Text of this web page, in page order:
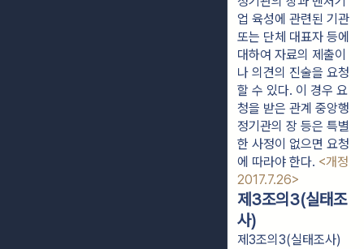
업 육성에 관련된 기관
또는 단체 대표자 등에
대하여 자료의 제출이
나 의견의 진술을 요청
할 수 있다. 이 경우 요
청을 받은 관계 중앙행
정기관의 장 등은 특별
한 사정이 없으면 요청
에 따라야 한다. <개정
2017.7.26>
제3조의3(실태조
사)
제3조의3(실태조사)